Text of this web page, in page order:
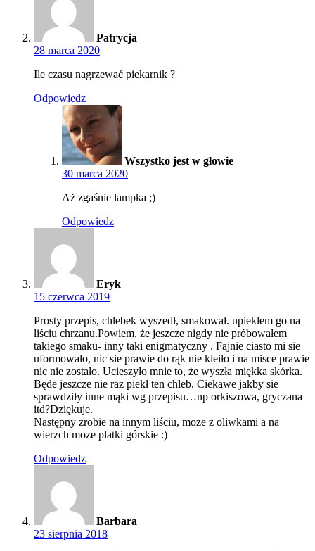
Patrycja
28 marca 2020
Ile czasu nagrzewać piekarnik ?
Odpowiedz
Wszystko jest w głowie
30 marca 2020
Aż zgaśnie lampka ;)
Odpowiedz
Eryk
15 czerwca 2019
Prosty przepis, chlebek wyszedł, smakował. upiekłem go na
liściu chrzanu.Powiem, że jeszcze nigdy nie próbowałem
takiego smaku- inny taki enigmatyczny . Fajnie ciasto mi sie
uformowało, nic sie prawie do rąk nie kleiło i na misce prawie
nic nie zostało. Ucieszyło mnie to, że wyszła miękka skórka.
Będe jeszcze nie raz piekł ten chleb. Ciekawe jakby sie
sprawdziły inne mąki wg przepisu…np orkiszowa, gryczana
itd?Dziękuje.
Następny zrobie na innym liściu, moze z oliwkami a na
wierzch moze platki górskie :)
Odpowiedz
Barbara
23 sierpnia 2018